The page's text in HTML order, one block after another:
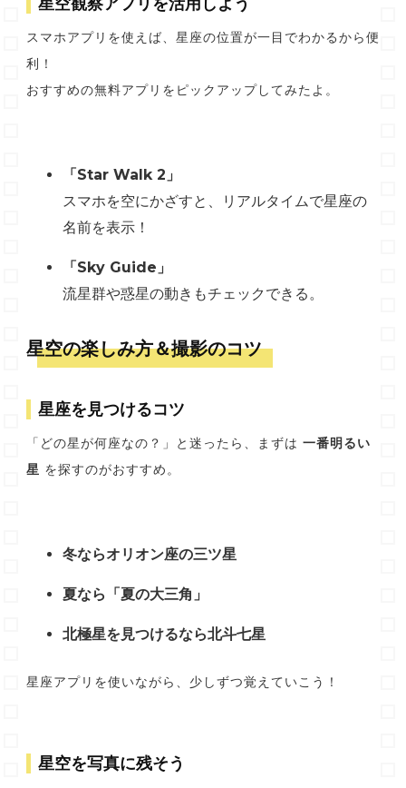
スマホアプリを使えば、星座の位置が一目でわかるから便
利！
おすすめの無料アプリをピックアップしてみたよ。
「Star Walk 2」
スマホを空にかざすと、リアルタイムで星座の
名前を表示！
「Sky Guide」
流星群や惑星の動きもチェックできる。
星空の楽しみ方＆撮影のコツ
星座を見つけるコツ
「どの星が何座なの？」と迷ったら、まずは 一番明るい
星 を探すのがおすすめ。
冬ならオリオン座の三ツ星
夏なら「夏の大三角」
北極星を見つけるなら北斗七星
星座アプリを使いながら、少しずつ覚えていこう！
星空を写真に残そう